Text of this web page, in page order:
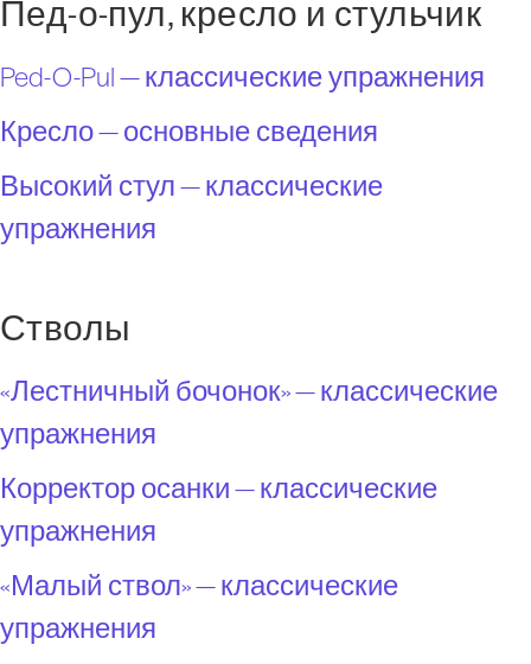
Пед-о-пул, кресло и стульчик
Ped-O-Pul — классические упражнения
Кресло — основные сведения
Высокий стул — классические
упражнения
Стволы
«Лестничный бочонок» — классические
упражнения
Корректор осанки — классические
упражнения
«Малый ствол» — классические
упражнения